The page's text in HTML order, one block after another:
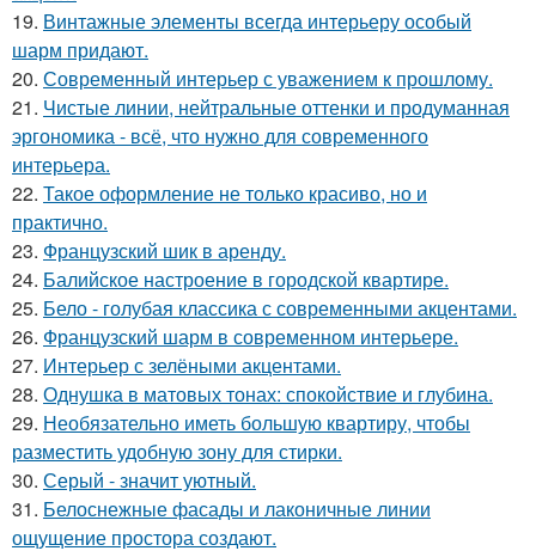
19. Винтажные элементы всегда интерьеру особый
шарм придают.
20. Современный интерьер с уважением к прошлому.
21. Чистые линии, нейтральные оттенки и продуманная
эргономика - всё, что нужно для современного
интерьера.
22. Такое оформление не только красиво, но и
практично.
23. Французский шик в аренду.
24. Балийское настроение в городской квартире.
25. Бело - голубая классика с современными акцентами.
26. Французский шарм в современном интерьере.
27. Интерьер с зелёными акцентами.
28. Однушка в матовых тонах: спокойствие и глубина.
29. Необязательно иметь большую квартиру, чтобы
разместить удобную зону для стирки.
30. Серый - значит уютный.
31. Белоснежные фасады и лаконичные линии
ощущение простора создают.